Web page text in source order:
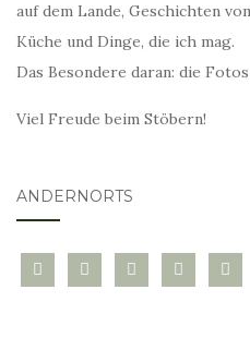
auf dem Lande, Geschichten
Küche und Dinge, die ich mag.
Das Besondere daran: die
Viel Freude beim Stöbern!
ANDERNORTS
bloglovininstagramtwitter pinterest
mail